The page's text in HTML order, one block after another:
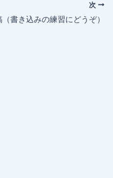
次
書き込みの練習にどうぞ）